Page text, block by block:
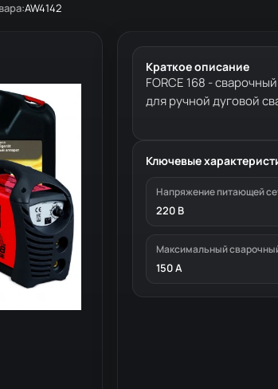
AW4142
Краткое описание
FORCE 168 -
для ручной дуговой
Ключевые
Напряжение питающей
220 В
Максимальный
150 А